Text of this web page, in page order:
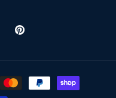
Pinterest